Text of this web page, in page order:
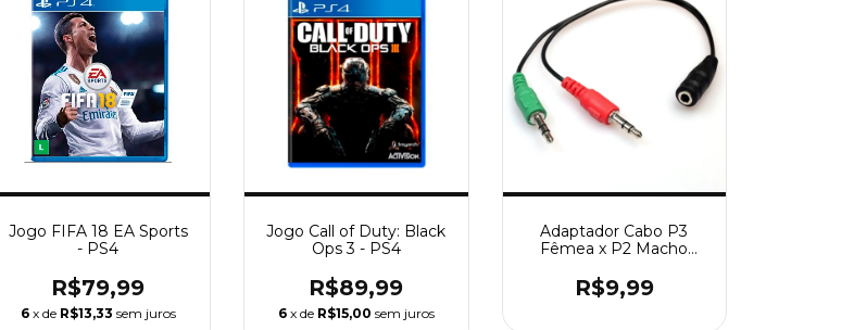
Jogo FIFA 18 EA Sports
- PS4
R$79,99
6 x de R$13,33 sem juros
Jogo Call of Duty: Black
Ops 3 - PS4
R$89,99
6 x de R$15,00 sem juros
Adaptador Cabo P3
Fêmea x P2 Macho
R$9,99